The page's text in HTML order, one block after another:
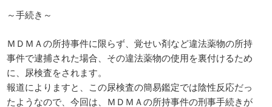
～手続き～
ＭＤＭＡの所持事件に限らず、覚せい剤など違法薬物の所持
事件で逮捕された場合、その違法薬物の使用を裏付けるため
に、尿検査をされます。
報道によりますと、この尿検査の簡易鑑定では陰性反応だっ
たようなので、今回は、ＭＤＭＡの所持事件の刑事手続きが